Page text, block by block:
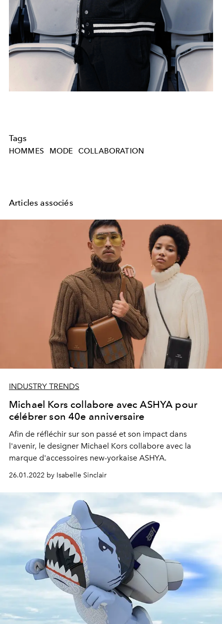
Tags
HOMMES MODE COLLABORATION
Articles associés
INDUSTRY TRENDS
Michael Kors collabore avec ASHYA pour
célébrer son 40e anniversaire
Afin de réfléchir sur son passé et son impact dans
l'avenir, le designer Michael Kors collabore avec la
marque d'accessoires new-yorkaise ASHYA.
26.01.2022 by Isabelle Sinclair